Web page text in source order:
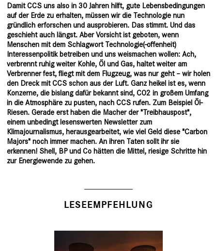
Damit CCS uns also in 30 Jahren hilft, gute Lebensbedingungen
auf der Erde zu erhalten, müssen wir die Technologie nun
gründlich erforschen und ausprobieren. Das stimmt. Und das
geschieht auch längst. Aber Vorsicht ist geboten, wenn
Menschen mit dem Schlagwort Technologie(-offenheit)
Interessenpolitik betreiben und uns weismachen wollen: Ach,
verbrennt ruhig weiter Kohle, Öl und Gas, haltet weiter am
Verbrenner fest, fliegt mit dem Flugzeug, was nur geht – wir holen
den Dreck mit CCS schon aus der Luft. Ganz heikel ist es, wenn
Konzerne, die bislang dafür bekannt sind, CO2 in großem Umfang
in die Atmosphäre zu pusten, nach CCS rufen. Zum Beispiel Öl-
Riesen. Gerade erst haben die Macher der "Treibhauspost",
einem unbedingt lesenswerten Newsletter zum
Klimajournalismus, herausgearbeitet, wie viel Geld diese "Carbon
Majors" noch immer machen. An ihren Taten sollt ihr sie
erkennen! Shell, BP und Co hätten die Mittel, riesige Schritte hin
zur Energiewende zu gehen.
LESEEMPFEHLUNG